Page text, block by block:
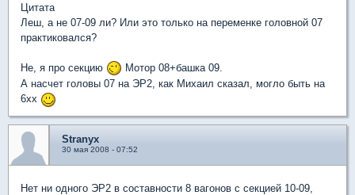
Цитата
Леш, а не 07-09 ли? Или это только на переменке головной 07
практиковался?
Не, я про секцию
Мотор 08+башка 09.
А насчет головы 07 на ЭР2, как Михаил сказал, могло быть на
6хх
Stranyx
30 мая 2008 - 07:52
Нет ни одного ЭР2 в составности 8 вагонов с секцией 10-09,